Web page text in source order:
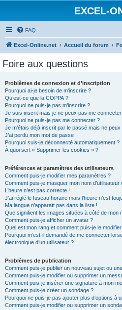
EXCEL-
FAQ
Excel-Online.net Accueil du forum
Foire aux questions
Problèmes de connexion et d’inscription
Pourquoi ai-je besoin de m’inscrire ?
Qu’est-ce que la COPPA ?
Pourquoi ne puis-je pas m’inscrire ?
Je suis inscrit mais je ne peux pas me connecter
Pourquoi ne puis-je pas me connecter ?
Je m’étais déjà inscrit par le passé mais ne
J’ai perdu mon mot de passe !
Pourquoi suis-je déconnecté automatiquement ?
À quoi sert « Supprimer les cookies » ?
Préférences et paramètres des utilisateurs
Comment puis-je modifier mes paramètres ?
Comment puis-je masquer mon nom
L’heure n’est pas correcte !
J’ai réglé le fuseau horaire mais l’heure n’est
Ma langue n’apparaît pas dans la liste !
Que signifient les images situées à côté de mon
Comment puis-je afficher un avatar ?
Quel est mon rang et comment puis-je le
Pourquoi m’est-il demandé de me connecter
électronique d’un utilisateur ?
Problèmes de publication
Comment puis-je publier un nouveau sujet ou
Comment puis-je modifier ou supprimer un
Comment puis-je insérer une signature à mon
Comment puis-je créer un sondage ?
Pourquoi ne puis-je pas ajouter plus d’options à
Comment puis-je modifier ou supprimer un